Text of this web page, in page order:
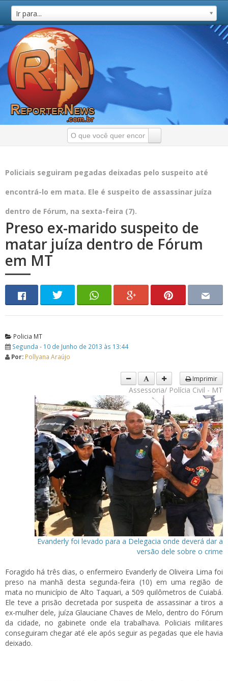
Ir para...
Policiais seguiram pegadas deixadas pelo suspeito até
encontrá-lo em mata. Ele é suspeito de assassinar juíza
dentro de Fórum, na sexta-feira (7).
Preso ex-marido suspeito de
matar juíza dentro de Fórum
em MT
Policia MT
Segunda - 10 de Junho de 2013 às 13:44
Por: Pollyana Araújo
Imprimir
Assessoria/ Polícia Civil - MT
Evanderly foi levado para a Delegacia onde deverá dar a
versão dele sobre o crime
Foragido há três dias, o enfermeiro Evanderly de Oliveira Lima foi
preso na manhã desta segunda-feira (10) em uma região de
mata no município de Alto Taquari, a 509 quilômetros de Cuiabá.
Ele teve a prisão decretada por suspeita de assassinar a tiros a
ex-mulher dele, juíza Glauciane Chaves de Melo, dentro do Fórum
da cidade, no gabinete onde ela trabalhava. Policiais militares
conseguiram chegar até ele após seguir as pegadas que ele havia
deixado.